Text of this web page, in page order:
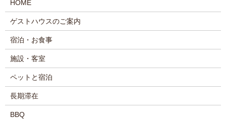
HOME
ゲストハウスのご案内
宿泊・お食事
施設・客室
ペットと宿泊
長期滞在
BBQ